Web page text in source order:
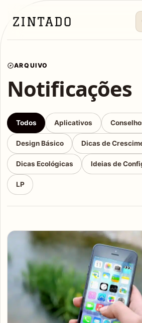
ARQUIVO
Notificações
Todos Aplicativos
Design Básico Dicas de
Dicas Ecológicas Ideias de
LP
Articles